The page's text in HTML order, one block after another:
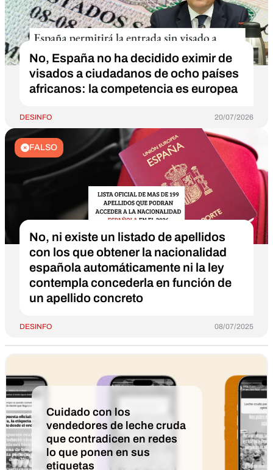
No, España no ha decidido eximir de
visados a ciudadanos de ocho países
africanos: la competencia es europea
DESINFO 20/07/2026
FALSO
No, ni existe un listado de apellidos
con los que obtener la nacionalidad
española automáticamente ni la ley
contempla concederla en función de
un apellido concreto
DESINFO 08/07/2025
Cuidado con los
vendedores de leche cruda
que contradicen en redes
lo que ponen en sus
etiquetas